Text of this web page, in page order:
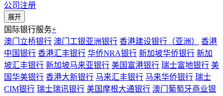
公司注册
展开
国际银行服务+
澳门立桥银行 澳门工银亚洲银行 香港建设银行（亚洲）
香港
中国银行 香港汇丰银行 华侨NRA银行 新加坡华侨银行 新加
坡汇丰银行 新加坡马来亚银行 美国富港银行 瑞士富地银行 美
国华美银行 香港大新银行 马来汇丰银行 马来华侨银行 瑞士
CIM银行 瑞士瑞讯银行 美国摩根大通银行 澳门葡萄牙商业银